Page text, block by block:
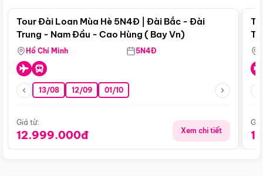
Tour Đài Loan Mùa Hè 5N4Đ | Đài Bắc - Đài
Trung - Nam Đầu - Cao Hùng ( Bay Vn)
Hồ Chí Minh 5N4Đ
13/08 12/09 01/10
Giá từ:
12.999.000đ Xem chi tiết